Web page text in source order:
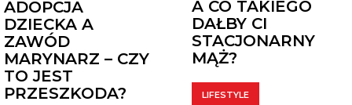
ADOPCJA
DZIECKA A
ZAWÓD
MARYNARZ – CZY
TO JEST
PRZESZKODA?
A CO TAKIEGO
DAŁBY CI
STACJONARNY
MĄŻ?
LIFESTYLE